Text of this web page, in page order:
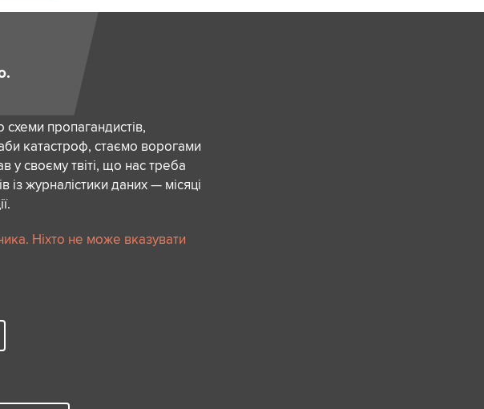
пропагандистів,
катастроф, стаємо ворогами
у своєму твіті, що нас треба
із журналістики даних — місяці
Ніхто не може вказувати